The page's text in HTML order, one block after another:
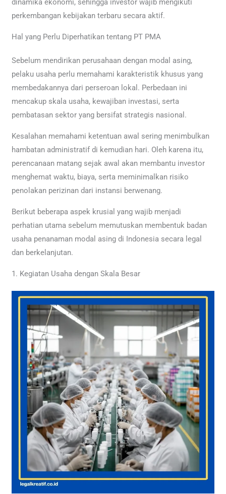
dinamika ekonomi, sehingga investor wajib mengikuti
perkembangan kebijakan terbaru secara aktif.
Hal yang Perlu Diperhatikan tentang PT PMA
Sebelum mendirikan perusahaan dengan modal asing,
pelaku usaha perlu memahami karakteristik khusus yang
membedakannya dari perseroan lokal. Perbedaan ini
mencakup skala usaha, kewajiban investasi, serta
pembatasan sektor yang bersifat strategis nasional.
Kesalahan memahami ketentuan awal sering menimbulkan
hambatan administratif di kemudian hari. Oleh karena itu,
perencanaan matang sejak awal akan membantu investor
menghemat waktu, biaya, serta meminimalkan risiko
penolakan perizinan dari instansi berwenang.
Berikut beberapa aspek krusial yang wajib menjadi
perhatian utama sebelum memutuskan membentuk badan
usaha penanaman modal asing di Indonesia secara legal
dan berkelanjutan.
1. Kegiatan Usaha dengan Skala Besar